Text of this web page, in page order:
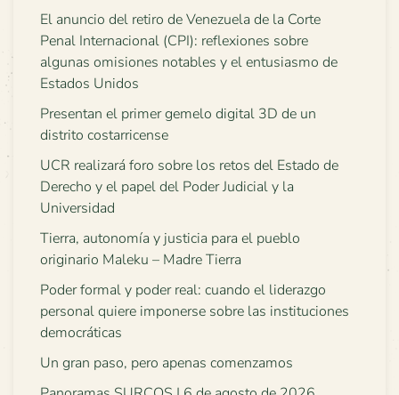
El anuncio del retiro de Venezuela de la Corte
Penal Internacional (CPI): reflexiones sobre
algunas omisiones notables y el entusiasmo de
Estados Unidos
Presentan el primer gemelo digital 3D de un
distrito costarricense
UCR realizará foro sobre los retos del Estado de
Derecho y el papel del Poder Judicial y la
Universidad
Tierra, autonomía y justicia para el pueblo
originario Maleku – Madre Tierra
Poder formal y poder real: cuando el liderazgo
personal quiere imponerse sobre las instituciones
democráticas
Un gran paso, pero apenas comenzamos